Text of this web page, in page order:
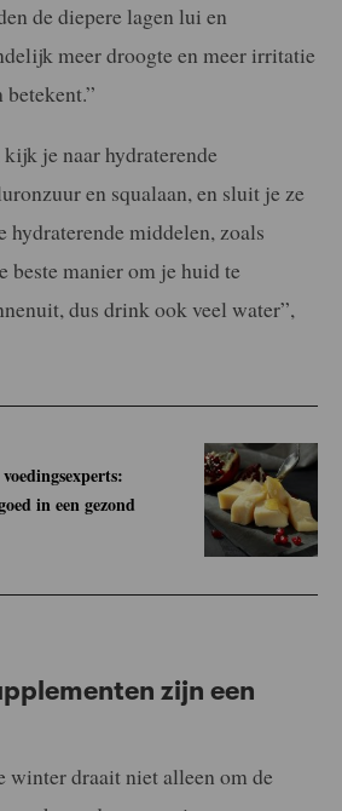
de diepere lagen lui en
meer droogte en meer irritatie
betekent.”
je naar hydraterende
en squalaan, en sluit je ze
hydraterende middelen, zoals
beste manier om je huid te
dus drink ook veel water”,
in een gezond
zijn een
winter draait niet alleen om de